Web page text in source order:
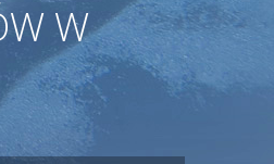
W